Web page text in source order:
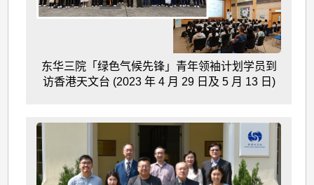
东华三院「绿色气候先锋」青年领袖计划学员到
访香港天文台 (2023 年 4 月 29 日及 5 月 13 日)